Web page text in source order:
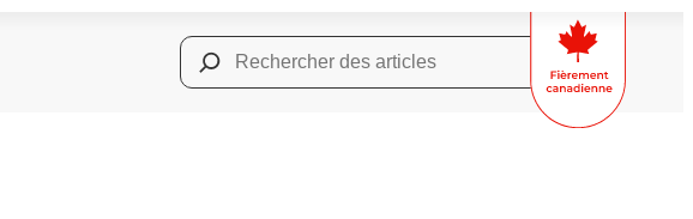
Rechercher :